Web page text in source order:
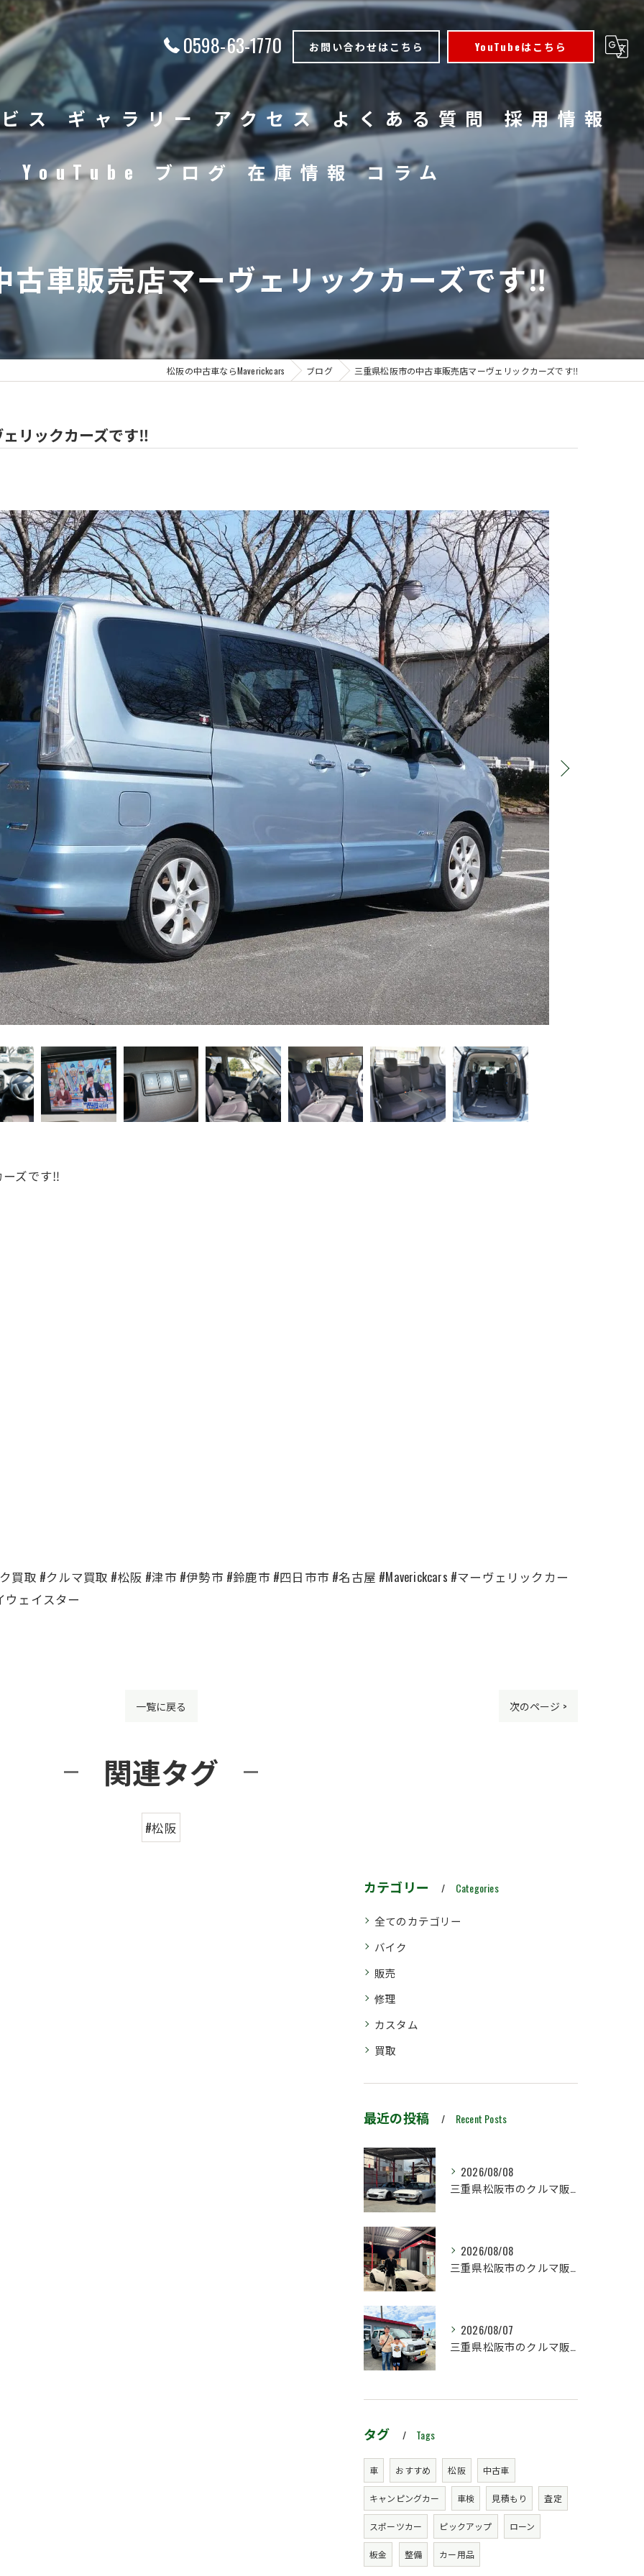
0598-63-1770 お問い合わせはこちら YouTubeはこちら
ス ギャラリー アクセス よくある質問 採用情報
YouTube ブログ 在庫情報 コラム
古車販売店マーヴェリックカーズです‼️
松阪の中古車ならMaverickcars ブログ 三重県松阪市の中古車販売店マーヴェリックカーズです‼️
リックカーズです‼️
ズです‼️
取 #クルマ買取 #松阪 #津市 #伊勢市 #鈴鹿市 #四日市市 #名古屋 #Maverickcars #マーヴェリックカー
ウェイスター
一覧に戻る 次のページ >
関連タグ
#松阪
カテゴリー Categories
全てのカテゴリー
バイク
販売
修理
カスタム
買取
最近の投稿 Recent Posts
2026/08/08
三重県松阪市のクルマ販売店マーヴェリックカーズです‼️
2026/08/08
三重県松阪市のクルマ販売店マーヴェリックカーズです‼️
2026/08/07
三重県松阪市のクルマ販売店マーヴェリックカーズです‼️
タグ Tags
車 おすすめ 松阪 中古車
キャンピングカー 車検 見積もり 査定
スポーツカー ピックアップ ローン
板金 整備 カー用品